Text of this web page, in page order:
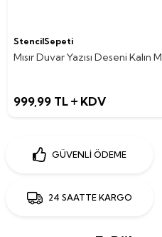
StencilSepeti
Mısır Duvar Yazısı Deseni Kalın
999,99 TL KDV
GÜVENLİ ÖDEME
24 SAATTE KARGO